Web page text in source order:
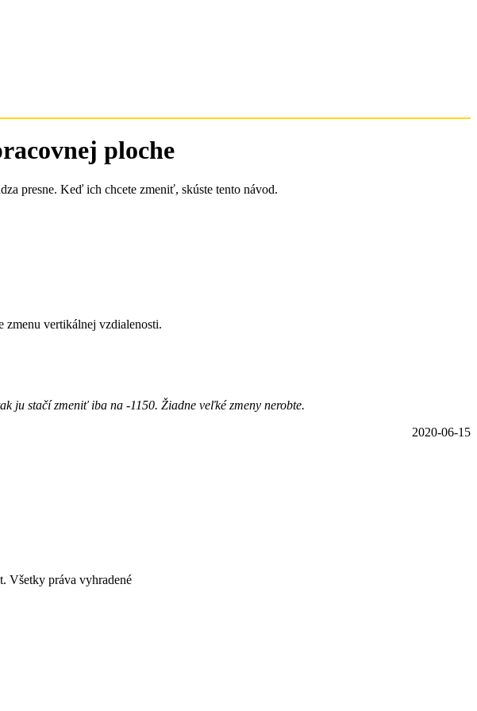
ploche
presne. Keď ich chcete zmeniť, skúste tento návod.
zmenu vertikálnej vzdialenosti.
ju stačí zmeniť iba na -1150. Žiadne veľké zmeny nerobte.
2020-06-15
Všetky práva vyhradené